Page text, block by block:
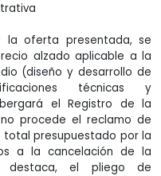
oferta presentada, se
alzado aplicable a la
(diseño y desarrollo de
técnicas y
el Registro de la
procede el reclamo de
presupuestado por la
a la cancelación de la
destaca, el pliego de